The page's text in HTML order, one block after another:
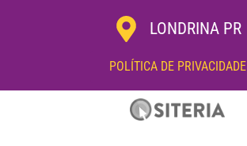
LONDRINA PR
POLÍTICA DE PRIVACIDADE